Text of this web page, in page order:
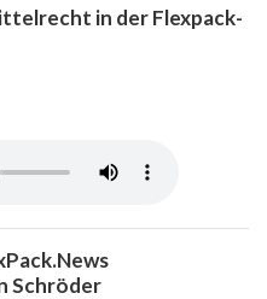
in der Flexpack-
Schröder